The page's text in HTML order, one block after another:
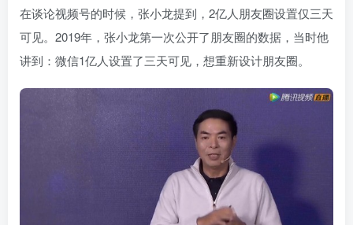
在谈论视频号的时候，张小龙提到，2亿人朋友圈设置仅三天
可见。2019年，张小龙第一次公开了朋友圈的数据，当时他
讲到：微信1亿人设置了三天可见，想重新设计朋友圈。